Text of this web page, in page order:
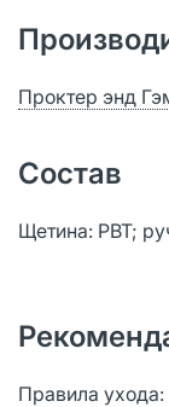
Проктер энд
Состав
Щетина: PBT;
Правила ухода: